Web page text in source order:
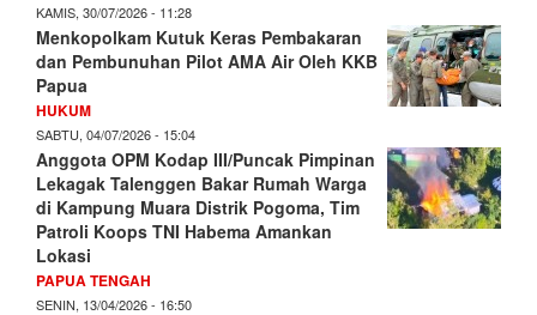
KAMIS, 30/07/2026 - 11:28
Menkopolkam Kutuk Keras Pembakaran
dan Pembunuhan Pilot AMA Air Oleh KKB
Papua
HUKUM
SABTU, 04/07/2026 - 15:04
Anggota OPM Kodap III/Puncak Pimpinan
Lekagak Talenggen Bakar Rumah Warga
di Kampung Muara Distrik Pogoma, Tim
Patroli Koops TNI Habema Amankan
Lokasi
PAPUA TENGAH
SENIN, 13/04/2026 - 16:50